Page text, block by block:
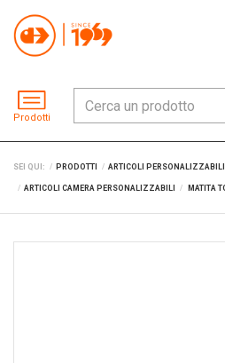
Prodotti
SEI QUI: PRODOTTI ARTICOLI PERSONALIZZABILI
ARTICOLI CAMERA PERSONALIZZABILI MATITA